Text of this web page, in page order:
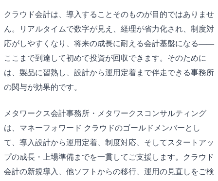
クラウド会計は、導入することそのものが目的ではありませ
ん。リアルタイムで数字が見え、経理が省力化され、制度対
応がしやすくなり、将来の成長に耐える会計基盤になる——
ここまで到達して初めて投資が回収できます。そのために
は、製品に習熟し、設計から運用定着まで伴走できる事務所
の関与が効果的です。
メタワークス会計事務所・メタワークスコンサルティング
は、マネーフォワード クラウドのゴールドメンバーとし
て、導入設計から運用定着、制度対応、そしてスタートアッ
プの成長・上場準備までを一貫してご支援します。クラウド
会計の新規導入、他ソフトからの移行、運用の見直しをご検